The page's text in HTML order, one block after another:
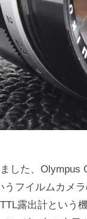
した、Olympus
うフイルムカメ
露出計という